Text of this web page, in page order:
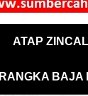
ATAP
RANGKA BAJA